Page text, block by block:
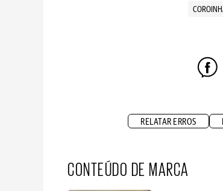
RELATAR ERROS
CONTEÚDO DE MARCA